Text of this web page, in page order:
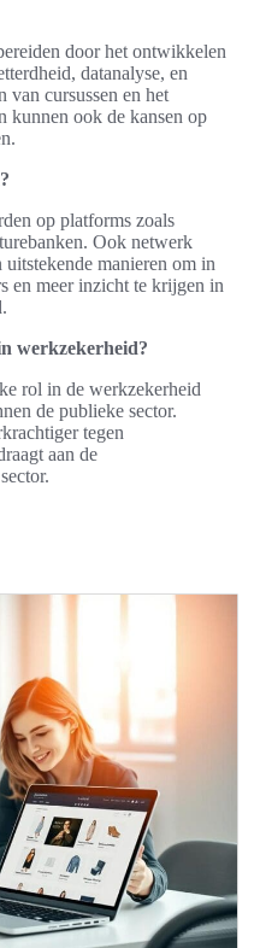
door het ontwikkelen
datanalyse, en
van cursussen en het
kunnen ook de kansen op
op platforms zoals
Ook netwerk
manieren om in
en meer inzicht te krijgen in
werkzekerheid?
rol in de werkzekerheid
de publieke sector.
tegen
aan de